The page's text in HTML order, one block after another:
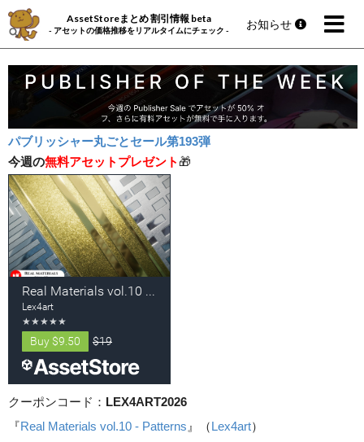
AssetStoreまとめ 割引情報 beta
- アセットの価格推移をリアルタイムにチェック - お知らせ
パブリッシャー丸ごとセール第193弾
今週の無料アセットプレゼント 🎁
クーポンコード： LEX4ART2026
『Real Materials vol.10 - Patterns 』（Lex4art）